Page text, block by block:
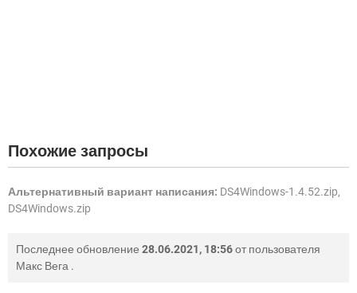
Похожие запросы
Альтернативный вариант написания: DS4Windows-1.4.52.zip,
DS4Windows.zip
Последнее обновление 28.06.2021, 18:56от пользователя
Макс Вега .